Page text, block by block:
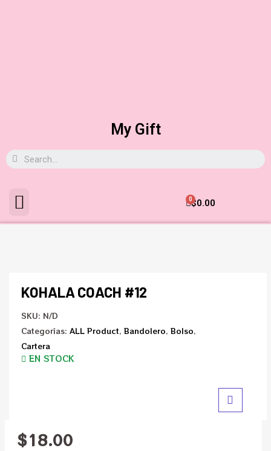
My Gift
$0.00
0
KOHALA COACH #12
SKU: N/D
Categorías: ALL Product, Bandolero, Bolso,
Cartera
EN STOCK
$18.00